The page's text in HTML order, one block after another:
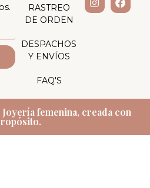
RASTREO
DE ORDEN
DESPACHOS
Y ENVÍOS
FAQ'S
femenina, creada con